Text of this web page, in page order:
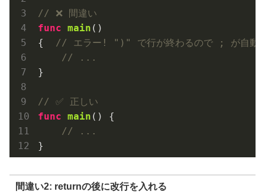
// ❌ 間違い
func main ()
{ // エラー! ")" で行が終わるので ; が自動
// ...
}
// ✅ 正しい
func main ()
{
// ...
間違い2: returnの後に改行を入れる